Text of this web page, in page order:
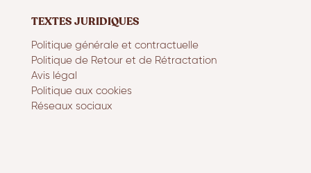
TEXTES JURIDIQUES
Politique générale et contractuelle
Politique de Retour et de Rétractation
Avis légal
Politique aux cookies
Réseaux sociaux